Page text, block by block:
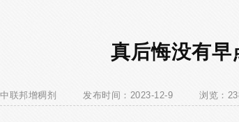
真后悔没有早
联邦增稠剂 发布时间：2023-12-9 浏览：